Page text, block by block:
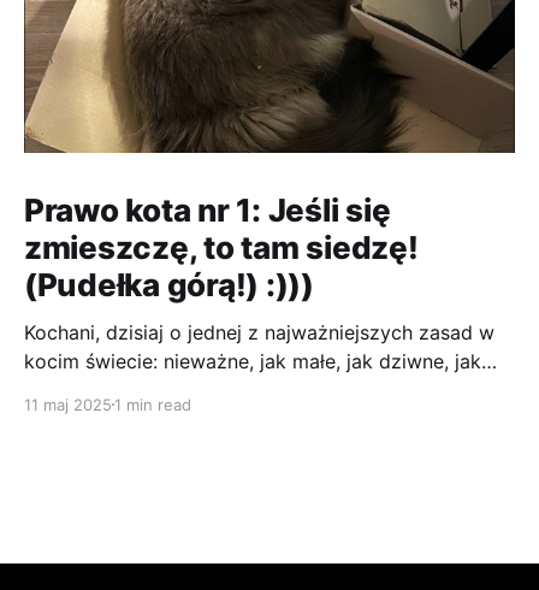
Prawo kota nr 1: Jeśli się
zmieszczę, to tam siedzę!
(Pudełka górą!) :)))
Kochani, dzisiaj o jednej z najważniejszych zasad w
kocim świecie: nieważne, jak małe, jak dziwne, jak
zmieścić! :P To jest jak magnes! Człowieki kupują te
11 maj 2025 1 min read